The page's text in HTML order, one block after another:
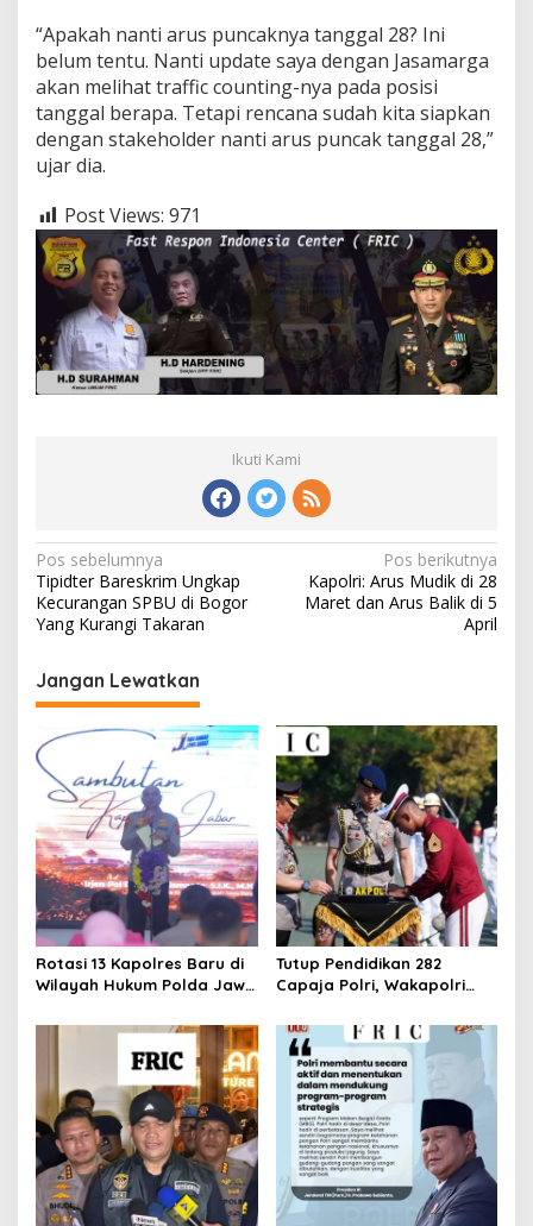
“Apakah nanti arus puncaknya tanggal 28? Ini
belum tentu. Nanti update saya dengan Jasamarga
akan melihat traffic counting-nya pada posisi
tanggal berapa. Tetapi rencana sudah kita siapkan
dengan stakeholder nanti arus puncak tanggal 28,”
ujar dia.
Post Views: 971
Ikuti Kami
Navigasi
pos
Pos sebelumnya
Tipidter Bareskrim Ungkap
Kecurangan SPBU di Bogor
Yang Kurangi Takaran
Pos berikutnya
Kapolri: Arus Mudik di 28
Maret dan Arus Balik di 5
April
Jangan Lewatkan
Rotasi 13 Kapolres Baru di
Wilayah Hukum Polda Jawa
Ini Merupakan Bagian Dari
Dinamika Organisasi.
Tutup Pendidikan 282
Capaja Polri, Wakapolri